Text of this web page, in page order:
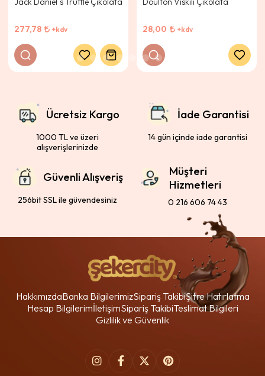
277,78 +kdv 28,00 +kdv
Ücretsiz Kargo
1000 TL ve üzeri
alışverişlerinizde
İade Garantisi
14 gün içinde iade garantisi
Güvenli Alışveriş
256bit SSL ile güvendesiniz
Müşteri
Hizmetleri
0 216 606 74 43
HakkımızdaBanka BilgilerimizSipariş TakibiŞifre Hatırlatma
Hesap BilgilerimİletişimSipariş TakibiTeslimat Bilgileri
Gizlilik ve Güvenlik